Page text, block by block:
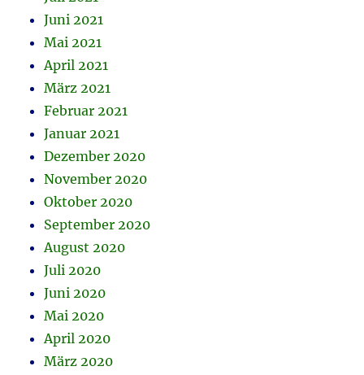
Juni 2021
Mai 2021
April 2021
März 2021
Februar 2021
Januar 2021
Dezember 2020
November 2020
Oktober 2020
September 2020
August 2020
Juli 2020
Juni 2020
Mai 2020
April 2020
März 2020